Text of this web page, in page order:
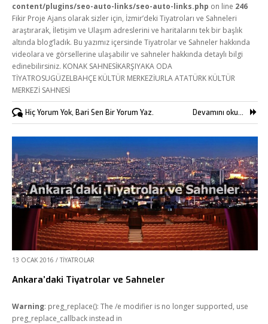
content/plugins/seo-auto-links/seo-auto-links.php on line 246
Fikir Proje Ajans olarak sizler için, İzmir’deki Tiyatroları ve Sahneleri
araştırarak, İletişim ve Ulaşım adreslerini ve haritalarını tek bir başlık
altında blog’ladık. Bu yazımız içersinde Tiyatrolar ve Sahneler hakkında
videolara ve görsellerine ulaşabilir ve sahneler hakkında detaylı bilgi
edinebilirsiniz. KONAK SAHNESİKARŞIYAKA ODA
TİYATROSUGÜZELBAHÇE KÜLTÜR MERKEZİURLA ATATÜRK KÜLTÜR
MERKEZİ SAHNESİ
Hiç Yorum Yok, Bari Sen Bir Yorum Yaz. Devamını oku...
13 OCAK 2016 /TIYATROLAR
Ankara’daki Tiyatrolar ve Sahneler
Warning: preg_replace(): The /e modifier is no longer supported, use
preg_replace_callback instead in